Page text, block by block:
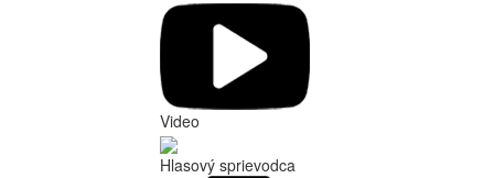
Video
Hlasový sprievodca